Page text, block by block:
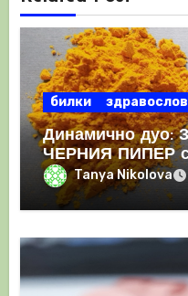
билки
Динамично дуо:
ЧЕРНИЯ ПИПЕР
Tanya Nikolova